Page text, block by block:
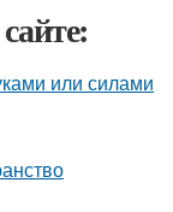
или силами